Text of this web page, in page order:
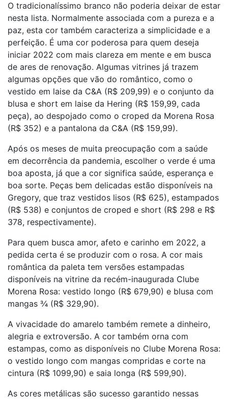
O tradicionalíssimo branco não poderia deixar de estar
nesta lista. Normalmente associada com a pureza e a
paz, esta cor também caracteriza a simplicidade e a
perfeição. É uma cor poderosa para quem deseja
iniciar 2022 com mais clareza em mente e em busca
de ares de renovação. Algumas vitrines já trazem
algumas opções que vão do romântico, como o
vestido em laise da C&A (R$ 209,99) e o conjunto da
blusa e short em laise da Hering (R$ 159,99, cada
peça), ao despojado como o croped da Morena Rosa
(R$ 352) e a pantalona da C&A (R$ 159,99).
Após os meses de muita preocupação com a saúde
em decorrência da pandemia, escolher o verde é uma
boa aposta, já que a cor significa saúde, esperança e
boa sorte. Peças bem delicadas estão disponíveis na
Gregory, que traz vestidos lisos (R$ 625), estampados
(R$ 538) e conjuntos de croped e short (R$ 298 e R$
378, respectivamente).
Para quem busca amor, afeto e carinho em 2022, a
pedida certa é se produzir com o rosa. A cor mais
romântica da paleta tem versões estampadas
disponíveis na vitrine da recém-inaugurada Clube
Morena Rosa: vestido longo (R$ 679,90) e blusa com
mangas ¾ (R$ 329,90).
A vivacidade do amarelo também remete a dinheiro,
alegria e extroversão. A cor também orna com
estampas, como as disponíveis no Clube Morena Rosa:
o vestido longo com mangas compridas e corte na
cintura (R$ 1099,90) e saia longa (R$ 599,90).
As cores metálicas são sucesso garantido nessas